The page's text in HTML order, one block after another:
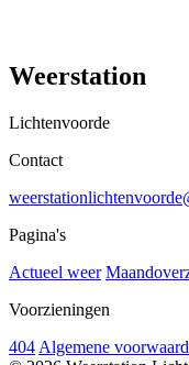
Weerstation
Lichtenvoorde
Contact
Pagina's
Actueel weer
Voorzieningen
404 Algemene